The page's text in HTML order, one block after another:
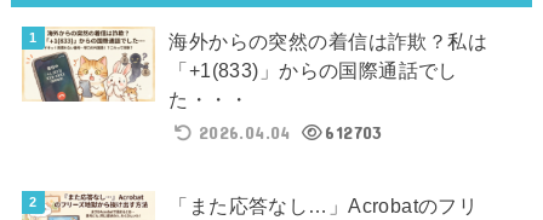
海外からの突然の着信は詐欺？私は
「+1(833)」からの国際通話でし
た・・・
2026.04.04
612703
「また応答なし…」Acrobatのフリ